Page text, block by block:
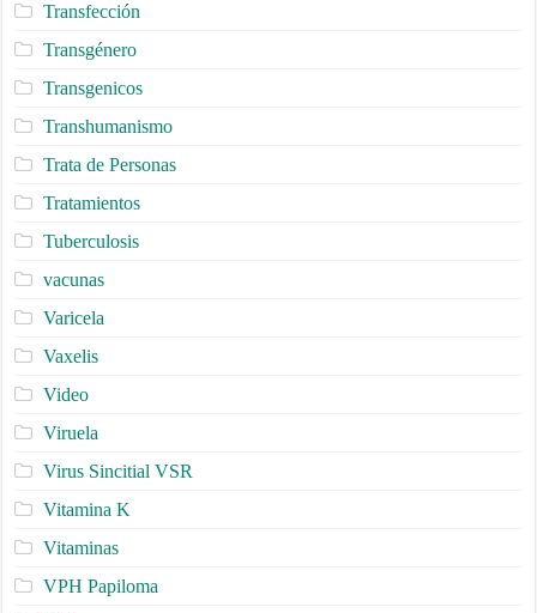
Transfección
Transgénero
Transgenicos
Transhumanismo
Trata de Personas
Tratamientos
Tuberculosis
vacunas
Varicela
Vaxelis
Video
Viruela
Virus Sincitial VSR
Vitamina K
Vitaminas
VPH Papiloma